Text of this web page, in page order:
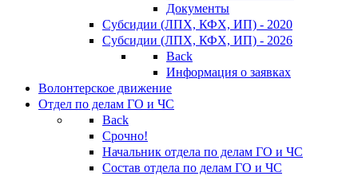
Документы
Субсидии (ЛПХ, КФХ, ИП) - 2020
Субсидии (ЛПХ, КФХ, ИП) - 2026
Back
Информация о заявках
Волонтерское движение
Отдел по делам ГО и ЧС
Back
Срочно!
Начальник отдела по делам ГО и ЧС
Состав отдела по делам ГО и ЧС